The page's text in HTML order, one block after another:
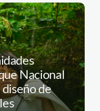
Nacional
de